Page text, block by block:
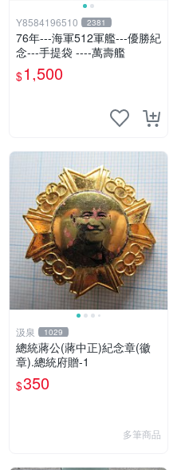
Y8584196510 2381
76年---海軍512軍艦---優勝紀
念---手提袋 ----萬壽艦
$1,500
汲泉 1029
總統蔣公(蔣中正)紀念章(徽
章).總統府贈-1
$350
多筆商品